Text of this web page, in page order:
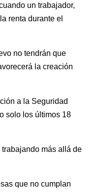
un trabajador,
renta durante el
no tendrán que
la creación
a la Seguridad
solo los últimos 18
más allá de
que no cumplan